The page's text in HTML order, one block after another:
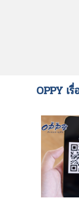
OPPY เรื่